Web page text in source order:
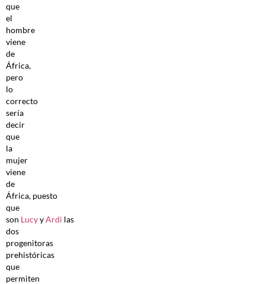
que
el
hombre
viene
de
África,
pero
lo
correcto
sería
decir
que
la
mujer
viene
de
África, puesto
que
son LucyyArdi las
dos
progenitoras
prehistóricas
que
permiten